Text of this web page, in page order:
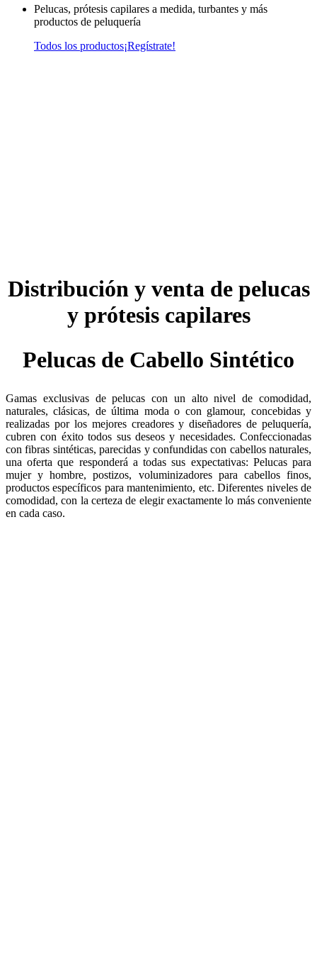
Pelucas, prótesis capilares a medida, turbantes y más
productos de peluquería
Todos los productos¡Regístrate!
Distribución y venta de pelucas
y prótesis capilares
Pelucas de Cabello Sintético
Gamas exclusivas de pelucas con un alto nivel de comodidad,
naturales, clásicas, de última moda o con glamour, concebidas y
realizadas por los mejores creadores y diseñadores de peluquería,
cubren con éxito todos sus deseos y necesidades. Confeccionadas
con fibras sintéticas, parecidas y confundidas con cabellos naturales,
una oferta que responderá a todas sus expectativas: Pelucas para
mujer y hombre, postizos, voluminizadores para cabellos finos,
productos específicos para mantenimiento, etc. Diferentes niveles de
comodidad, con la certeza de elegir exactamente lo más conveniente
en cada caso.